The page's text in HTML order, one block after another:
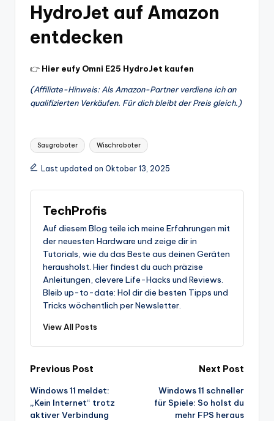
HydroJet auf Amazon
entdecken
👉 Hier eufy Omni E25 HydroJet kaufen
(Affiliate-Hinweis: Als Amazon-Partner verdiene ich an
qualifizierten Verkäufen. Für dich bleibt der Preis gleich.)
Tags:
Saugroboter Wischroboter
Last updated on Oktober 13, 2025
TechProfis
Auf diesem Blog teile ich meine Erfahrungen mit
der neuesten Hardware und zeige dir in
Tutorials, wie du das Beste aus deinen Geräten
herausholst. Hier findest du auch präzise
Anleitungen, clevere Life-Hacks und Reviews.
Bleib up-to-date: Hol dir die besten Tipps und
Tricks wöchentlich per Newsletter.
View All Posts
Post
navigation
Previous Post
Windows 11 meldet:
„Kein Internet“ trotz
aktiver Verbindung
Next Post
Windows 11 schneller
für Spiele: So holst du
mehr FPS heraus